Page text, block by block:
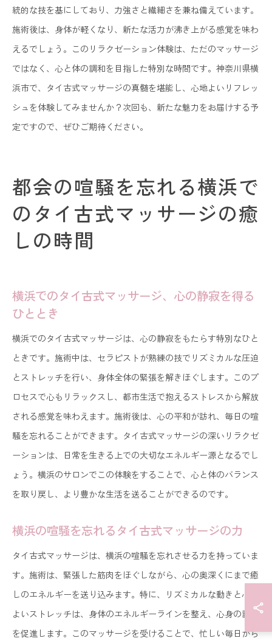
統的な技を基にしており、力強さと繊細さを兼ね備えています。
施術後は、身体が軽くなり、新たな活力が沸き上がる感覚を味わ
えるでしょう。このリラクゼーション体験は、ただのマッサージ
ではなく、心と体の調和を目指した特別な時間です。神奈川県横
浜市で、タイ古式マッサージの真髄を堪能し、心地よいリフレッ
シュを体験してみませんか？次回も、新たな魅力をお届けする予
定ですので、ぜひご期待ください。
都会の喧騒を忘れる横浜で
のタイ古式マッサージの癒
しの時間
横浜でのタイ古式マッサージ、心の静寂を得る
ひととき
横浜でのタイ古式マッサージは、心の静寂をもたらす特別なひと
ときです。施術中は、セラピストが熟練の技でリズミカルな圧迫
とストレッチを行い、身体全体の緊張を解きほぐします。このプ
ロセスで心もリラックスし、都市生活で抱えるストレスから解放
される感覚を味わえます。施術後は、心の平和が訪れ、毎日の喧
騒を忘れることができます。タイ古式マッサージの深いリラクゼ
ーションは、日常を生きる上での大切なエネルギー源となるでし
ょう。横浜のサロンでこの体験をすることで、心と体のバランス
を取り戻し、より豊かな生活を送ることができるのです。
横浜の喧騒を忘れるタイ古式マッサージの力
タイ古式マッサージは、横浜の喧騒を忘れさせる力を持っていま
す。施術は、緊張した筋肉をほぐしながら、心の奥深くにまで癒
しのエネルギーを送り込みます。特に、リズミカルな動きと心地
よいストレッチは、身体のエネルギーラインを整え、心身の調和
を促進します。このマッサージを受けることで、忙しい毎日から